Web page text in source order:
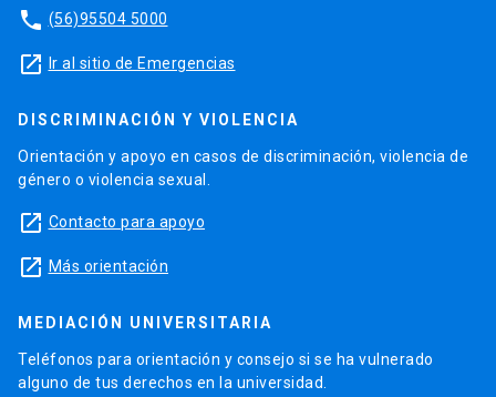
phone (56)95504 5000
launch Ir al sitio de Emergencias
DISCRIMINACIÓN Y VIOLENCIA
Orientación y apoyo en casos de discriminación, violencia de
género o violencia sexual.
launch Contacto para apoyo
launch Más orientación
MEDIACIÓN UNIVERSITARIA
Teléfonos para orientación y consejo si se ha vulnerado
alguno de tus derechos en la universidad.